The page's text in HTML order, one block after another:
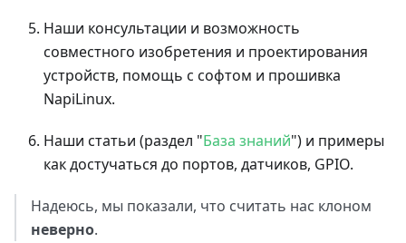
Наши консультации и возможность
совместного изобретения и проектирования
устройств, помощь с софтом и прошивка
NapiLinux.
Наши статьи (раздел "База знаний") и примеры
как достучаться до портов, датчиков, GPIO.
Надеюсь, мы показали, что считать нас клоном
неверно.